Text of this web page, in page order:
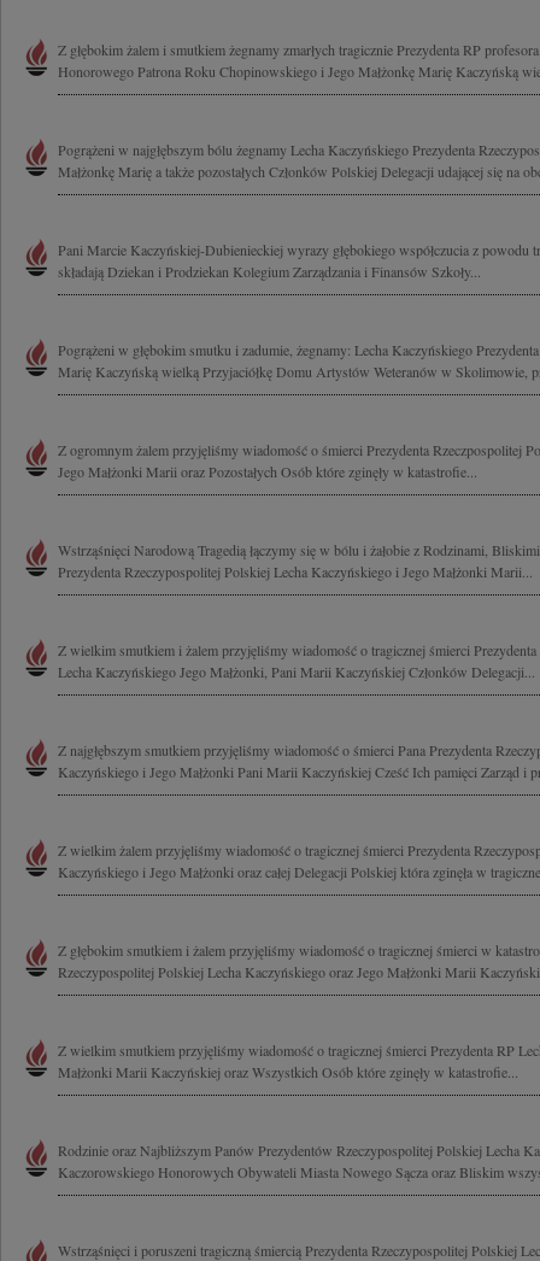
Z głębokim żalem i smutkiem żegnamy zmarłych tragicznie Prezydenta RP
Honorowego Patrona Roku Chopinowskiego i Jego Małżonkę Marię Kaczyńską
Pogrążeni w najgłębszym bólu żegnamy Lecha Kaczyńskiego Prezydenta
Małżonkę Marię a także pozostałych Członków Polskiej Delegacji udającej się na
Pani Marcie Kaczyńskiej-Dubienieckiej wyrazy głębokiego współczucia z powodu
składają Dziekan i Prodziekan Kolegium Zarządzania i Finansów Szkoły...
Pogrążeni w głębokim smutku i zadumie, żegnamy: Lecha Kaczyńskiego
Marię Kaczyńską wielką Przyjaciółkę Domu Artystów Weteranów w Skolimowie,
Z ogromnym żalem przyjęliśmy wiadomość o śmierci Prezydenta Rzeczpospolitej
Jego Małżonki Marii oraz Pozostałych Osób które zginęły w katastrofie...
Wstrząśnięci Narodową Tragedią łączymy się w bólu i żałobie z Rodzinami,
Prezydenta Rzeczypospolitej Polskiej Lecha Kaczyńskiego i Jego Małżonki Marii...
Z wielkim smutkiem i żalem przyjęliśmy wiadomość o tragicznej śmierci
Lecha Kaczyńskiego Jego Małżonki, Pani Marii Kaczyńskiej Członków Delegacji...
Z najgłębszym smutkiem przyjęliśmy wiadomość o śmierci Pana Prezydenta
Kaczyńskiego i Jego Małżonki Pani Marii Kaczyńskiej Cześć Ich pamięci Zarząd i
Z wielkim żalem przyjęliśmy wiadomość o tragicznej śmierci Prezydenta
Kaczyńskiego i Jego Małżonki oraz całej Delegacji Polskiej która zginęła w
Z głębokim smutkiem i żalem przyjęliśmy wiadomość o tragicznej śmierci w
Rzeczypospolitej Polskiej Lecha Kaczyńskiego oraz Jego Małżonki Marii
Z wielkim smutkiem przyjęliśmy wiadomość o tragicznej śmierci Prezydenta RP
Małżonki Marii Kaczyńskiej oraz Wszystkich Osób które zginęły w katastrofie...
Rodzinie oraz Najbliższym Panów Prezydentów Rzeczypospolitej Polskiej Lecha
Kaczorowskiego Honorowych Obywateli Miasta Nowego Sącza oraz Bliskim
Wstrząśnięci i poruszeni tragiczną śmiercią Prezydenta Rzeczypospolitej Polskiej